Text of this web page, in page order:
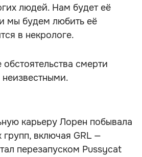
людей. Нам будет её
мы будем любить её
в некрологе.
смерти
неизвестными.
карьеру Лорен побывала
включая GRL —
перезапуском Pussycat